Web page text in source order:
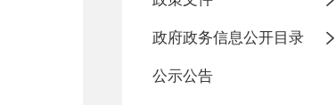
政府政务信息公开目录
公示公告